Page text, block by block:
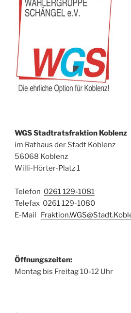
WGS Stadtratsfraktion Koblenz
im Rathaus der Stadt Koblenz
56068 Koblenz
Willi-Hörter-Platz 1
Telefon 0261 129-1081
Telefax 0261 129-1080
E-Mail
Öffnungszeiten:
Montag bis Freitag 10-12 Uhr